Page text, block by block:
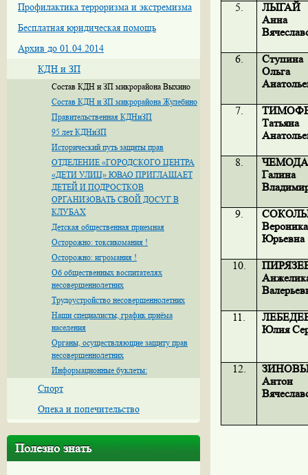
Профилактика терроризма и экстремизма
Бесплатная юридическая помощь
Архив до 01.04.2014
КДН и ЗП
Состав КДН и ЗП микрорайона Выхино
Состав КДН и ЗП микрорайона Жулебино
Правительственная КДНиЗП
95 лет КДНиЗП
Исторический путь защиты прав
ОТДЕЛЕНИЕ «ГОРОДСКОГО ЦЕНТРА
«ДЕТИ УЛИЦ» ЮВАО ПРИГЛАШАЕТ
ДЕТЕЙ И ПОДРОСТКОВ
ОРГАНИЗОВАТЬ СВОЙ ДОСУГ В
КЛУБАХ
Детская общественная приемная
Осторожно: токсикомания !
Осторожно: игромания !
Об общественных воспитателях
несовершеннолетних
Трудоустройство несовершеннолетних
Наши специалисты, график приёма
населения
Органы, осуществляющие защиту прав
несовершеннолетних
Информационные буклеты:
Спорт
Опека и попечительство
Полезно знать
5.
ЛЫГАЙ
Анна
6.
Ступина
Ольга
7.
Татьяна
8.
Галина
9.
Вероника
Юрьевна
10.
11.
Юлия
12.
Антон